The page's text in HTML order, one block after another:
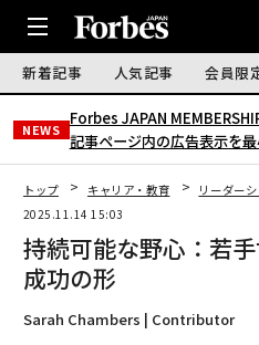
新着記事 人気記事 会員限
NEWS
Forbes JAPAN
記事ページ内の広告表示を
トップ キャリア・教育 リーダー
2025.11.14 15:03
持続可能な野心：若
成功の形
Sarah Chambers | Contributor